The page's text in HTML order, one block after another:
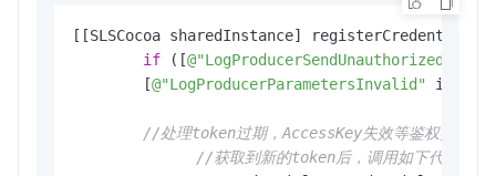
[[SLSCocoa sharedInstance]
if ([@"LogProducerSendUnauthorized"
      	[
@"LogProducerParametersInvalid"
//处理token过期，AccessKey失效等鉴权类型问
//获取到新的token后，调用如下代码更